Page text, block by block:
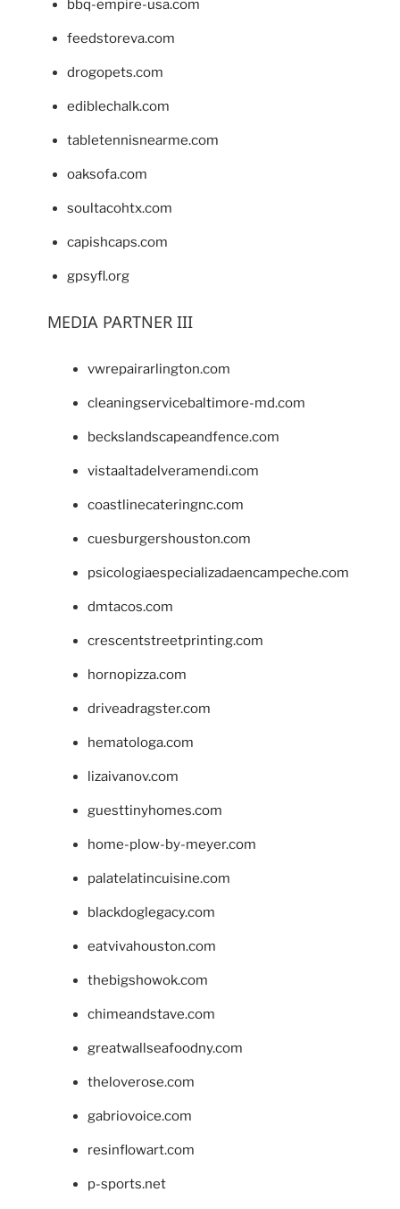
bbq-empire-usa.com
feedstoreva.com
drogopets.com
ediblechalk.com
tabletennisnearme.com
oaksofa.com
soultacohtx.com
capishcaps.com
gpsyfl.org
MEDIA PARTNER III
vwrepairarlington.com
cleaningservicebaltimore-md.com
beckslandscapeandfence.com
vistaaltadelveramendi.com
coastlinecateringnc.com
cuesburgershouston.com
psicologiaespecializadaencampeche.com
dmtacos.com
crescentstreetprinting.com
hornopizza.com
driveadragster.com
hematologa.com
lizaivanov.com
guesttinyhomes.com
home-plow-by-meyer.com
palatelatincuisine.com
blackdoglegacy.com
eatvivahouston.com
thebigshowok.com
chimeandstave.com
greatwallseafoodny.com
theloverose.com
gabriovoice.com
resinflowart.com
p-sports.net